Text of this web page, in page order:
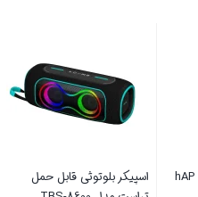
اسپیکر بلوتوثی قابل حمل